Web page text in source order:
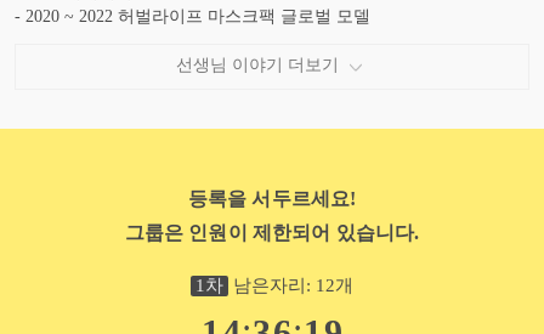
- 2020 ~ 2022 허벌라이프 마스크팩 글로벌 모델
- 2015 ' 미미박스 ' 1대 모델
- 2013 ~ 2017 GIODANO 지오다노
선생님 이야기 더보기
등록을 서두르세요!
그룹은 인원이 제한되어 있습니다.
1 차 남은자리: 12개